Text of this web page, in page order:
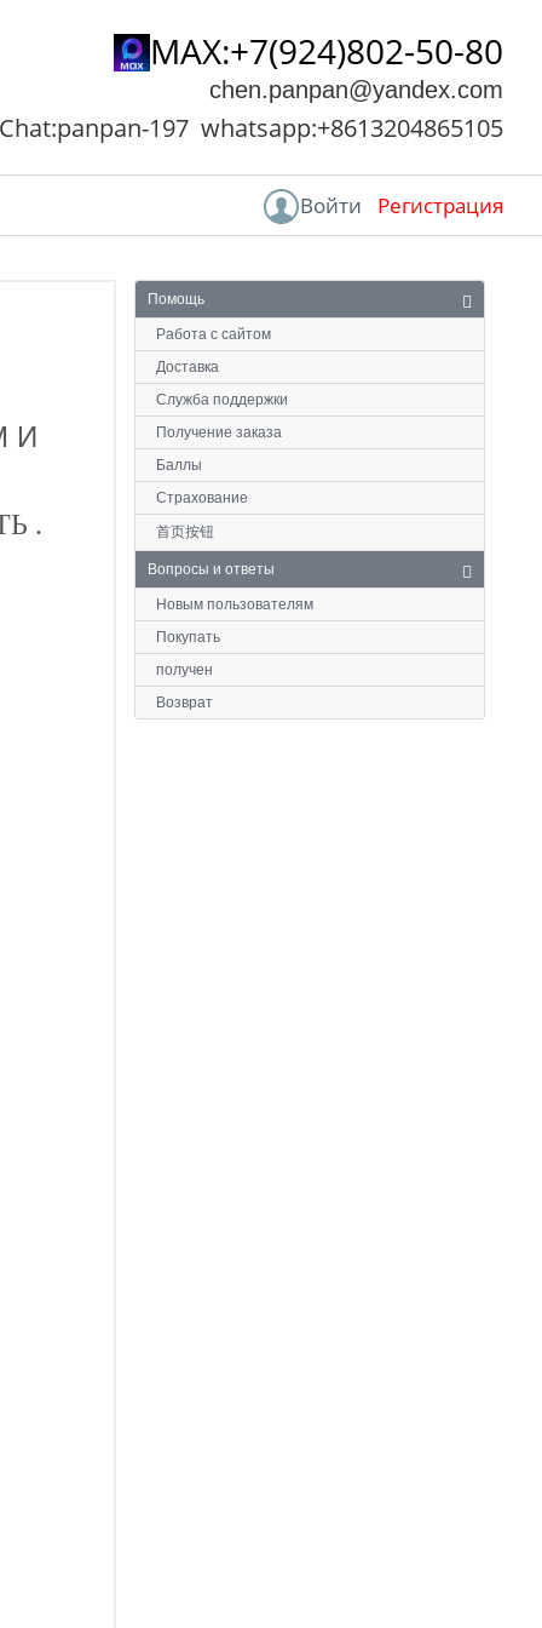
MAX:+7(924)802-50-80
chen.panpan@yandex.com
197 whatsapp:+8613204865105
Войти Регистрация
Главная Помощь
И
.
Помощь
Работа с сайтом
Доставка
Служба поддержки
Получение заказа
Баллы
Страхование
首页按钮
Вопросы и ответы
Новым пользователям
Покупать
получен
Возврат